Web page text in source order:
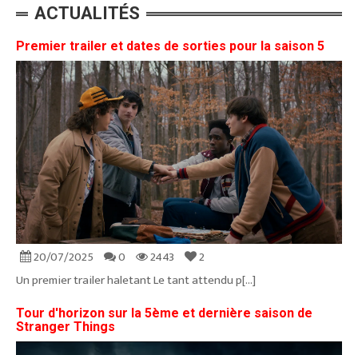
ACTUALITÉS
Premier trailer et dates de sorties pour la saison 5
20/07/2025 0 2443
2
Un premier trailer haletant Le tant attendu p[...]
Tour d'horizon sur la 5ème et dernière saison de
Stranger Things